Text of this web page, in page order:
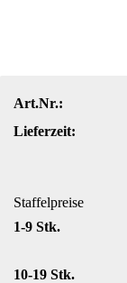
Art.Nr.:
Lieferzeit:
Staffelpreise
1-9 Stk.
10-19 Stk.